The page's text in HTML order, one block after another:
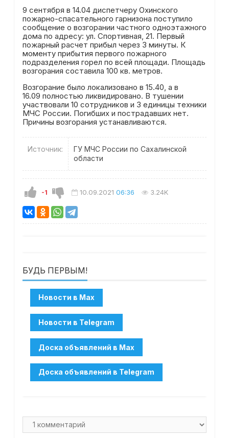
9 сентября в 14.04 диспетчеру Охинского
пожарно-спасательного гарнизона поступило
сообщение о возгорании частного одноэтажного
дома по адресу: ул. Спортивная, 21. Первый
пожарный расчет прибыл через 3 минуты. К
моменту прибытия первого пожарного
подразделения горел по всей площади. Площадь
возгорания составила 100 кв. метров.
Возгорание было локализовано в 15.40, а в
16.09 полностью ликвидировано. В тушении
участвовали 10 сотрудников и 3 единицы техники
МЧС России. Погибших и пострадавших нет.
Причины возгорания устанавливаются.
Источник:
ГУ МЧС России по Сахалинской
области
-1 10.09.2021 06:36 3.24K
БУДЬ ПЕРВЫМ!